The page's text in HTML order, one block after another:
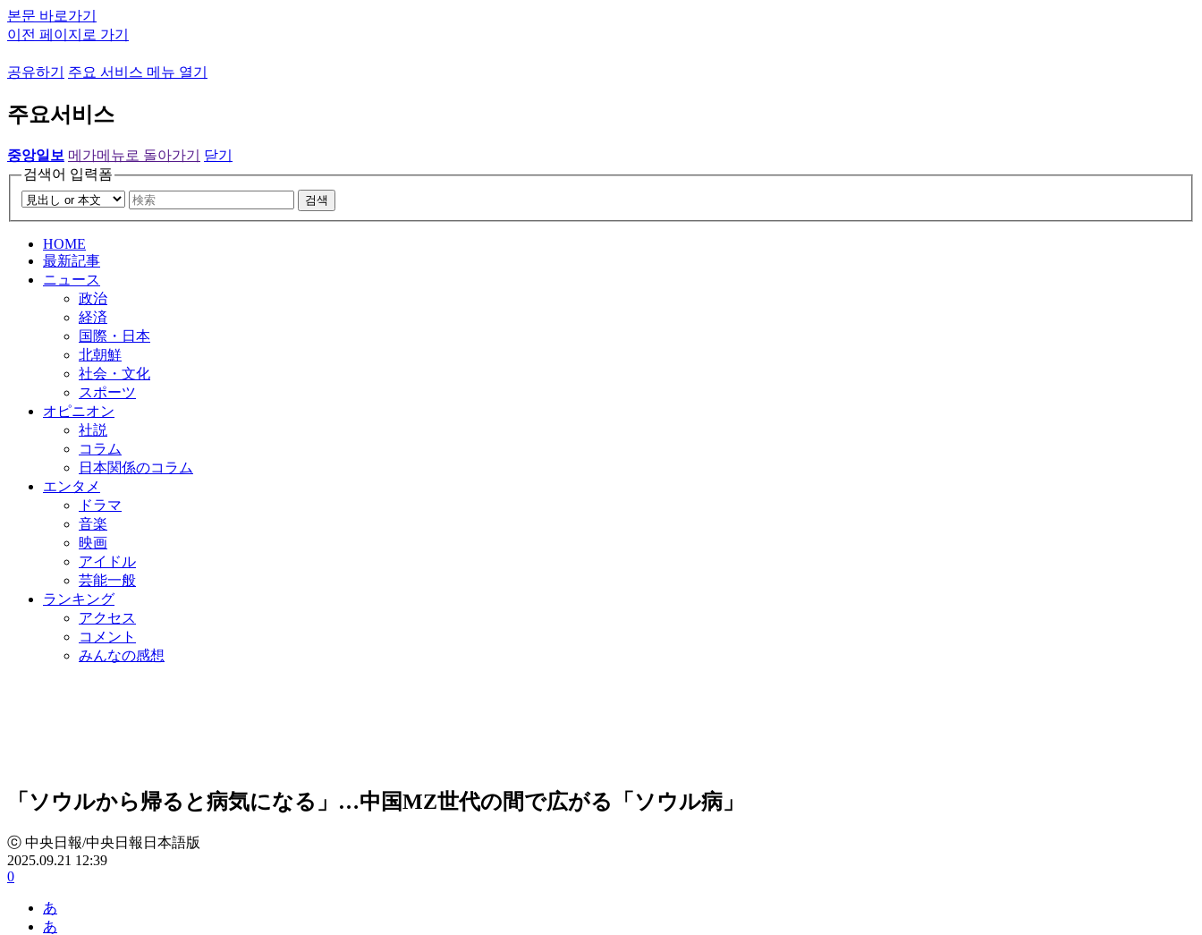
본문 바로가기
이전 페이지로 가기
공유하기 주요 서비스 메뉴 열기
주요서비스
중앙일보 메가메뉴로 돌아가기
닫기
검색어 입력폼
검색
HOME
最新記事
ニュース
政治
経済
国際・日本
北朝鮮
社会・文化
スポーツ
オピニオン
社説
コラム
日本関係のコラム
エンタメ
ドラマ
音楽
映画
アイドル
芸能一般
ランキング
アクセス
コメント
みんなの感想
「ソウルから帰ると病気になる」…中国MZ世代の間で広がる「ソウル病」
ⓒ 中央日報/中央日報日本語版
2025.09.21 12:39
0
あ
あ